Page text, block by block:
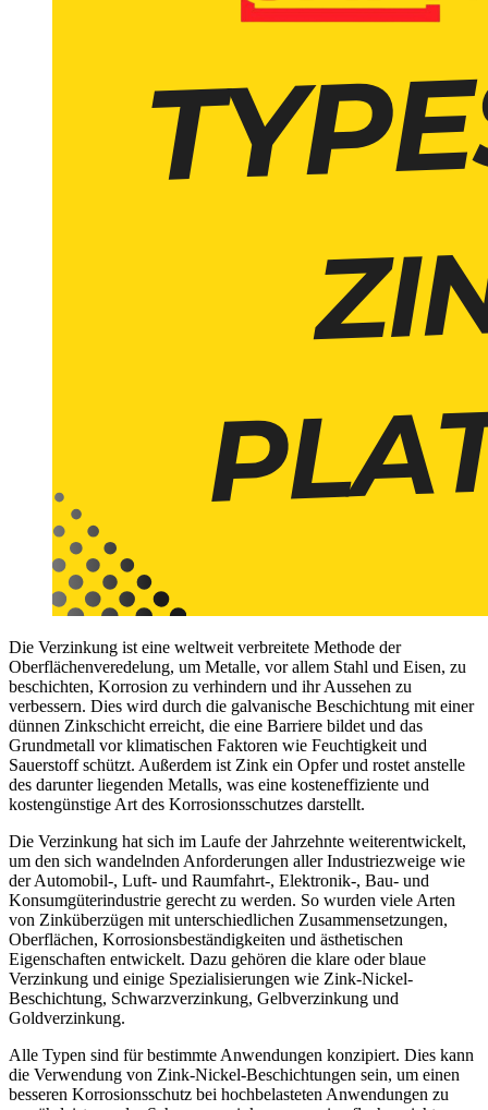
Die Verzinkung ist eine weltweit verbreitete Methode der
Oberflächenveredelung, um Metalle, vor allem Stahl und Eisen, zu
beschichten, Korrosion zu verhindern und ihr Aussehen zu
verbessern. Dies wird durch die galvanische Beschichtung mit einer
dünnen Zinkschicht erreicht, die eine Barriere bildet und das
Grundmetall vor klimatischen Faktoren wie Feuchtigkeit und
Sauerstoff schützt. Außerdem ist Zink ein Opfer und rostet anstelle
des darunter liegenden Metalls, was eine kosteneffiziente und
kostengünstige Art des Korrosionsschutzes darstellt.
Die Verzinkung hat sich im Laufe der Jahrzehnte weiterentwickelt,
um den sich wandelnden Anforderungen aller Industriezweige wie
der Automobil-, Luft- und Raumfahrt-, Elektronik-, Bau- und
Konsumgüterindustrie gerecht zu werden. So wurden viele Arten
von Zinküberzügen mit unterschiedlichen Zusammensetzungen,
Oberflächen, Korrosionsbeständigkeiten und ästhetischen
Eigenschaften entwickelt. Dazu gehören die klare oder blaue
Verzinkung und einige Spezialisierungen wie Zink-Nickel-
Beschichtung, Schwarzverzinkung, Gelbverzinkung und
Goldverzinkung.
Alle Typen sind für bestimmte Anwendungen konzipiert. Dies kann
die Verwendung von Zink-Nickel-Beschichtungen sein, um einen
besseren Korrosionsschutz bei hochbelasteten Anwendungen zu